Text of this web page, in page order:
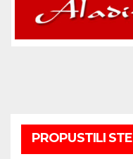
PROPUSTILI STE